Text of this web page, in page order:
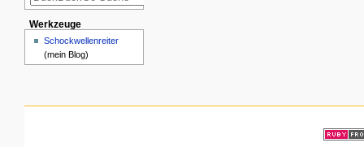
Werkzeuge
Schockwellenreiter
(mein Blog)